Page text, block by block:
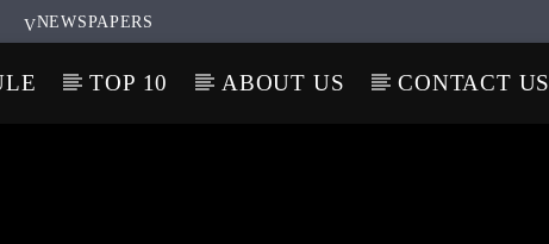
NEWSPAPERS
TOP 10 ABOUT US CONTACT US